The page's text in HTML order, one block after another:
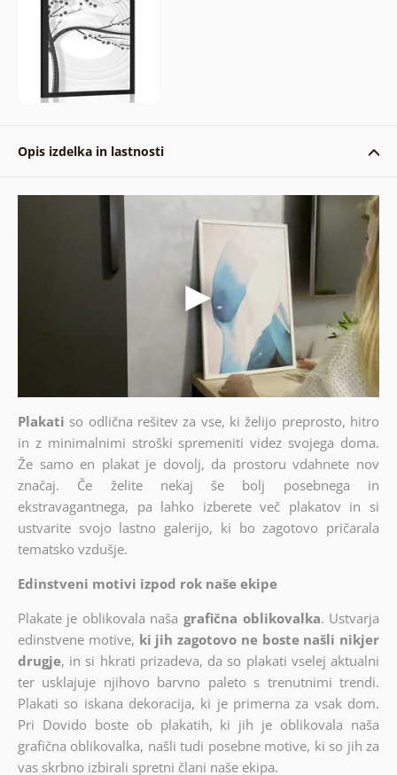
Opis izdelka in lastnosti
Plakati so odlična rešitev za vse, ki želijo preprosto, hitro
in z minimalnimi stroški spremeniti videz svojega doma.
Že samo en plakat je dovolj, da prostoru vdahnete nov
značaj. Če želite nekaj še bolj posebnega in
ekstravagantnega, pa lahko izberete več plakatov in si
ustvarite svojo lastno galerijo, ki bo zagotovo pričarala
tematsko vzdušje.
Edinstveni motivi izpod rok naše ekipe
Plakate je oblikovala naša grafična oblikovalka. Ustvarja
edinstvene motive, ki jih zagotovo ne boste našli nikjer
drugje, in si hkrati prizadeva, da so plakati vselej aktualni
ter usklajuje njihovo barvno paleto s trenutnimi trendi.
Plakati so iskana dekoracija, ki je primerna za vsak dom.
Pri Dovido boste ob plakatih, ki jih je oblikovala naša
grafična oblikovalka, našli tudi posebne motive, ki so jih za
vas skrbno izbirali spretni člani naše ekipa.